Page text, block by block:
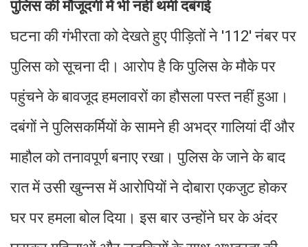
पुलिस की मौजूदगी में भी नहीं थमी दबंगई
घटना की गंभीरता को देखते हुए पीड़ितों ने '112' नंबर पर
पुलिस को सूचना दी। आरोप है कि पुलिस के मौके पर
पहुंचने के बावजूद हमलावरों का हौसला पस्त नहीं हुआ।
दबंगों ने पुलिसकर्मियों के सामने ही अभद्र गालियां दीं और
माहौल को तनावपूर्ण बनाए रखा। पुलिस के जाने के बाद
रात में उसी खुन्नस में आरोपियों ने दोबारा एकजुट होकर
घर पर हमला बोल दिया। इस बार उन्होंने घर के अंदर